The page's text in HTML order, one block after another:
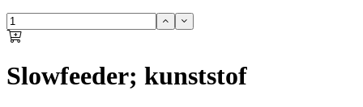
Slowfeeder; kunststof